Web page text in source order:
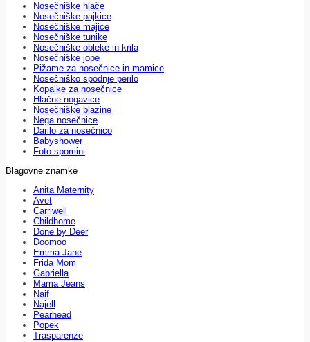
Nosečniške hlače
Nosečniške pajkice
Nosečniške majice
Nosečniške tunike
Nosečniške obleke in krila
Nosečniške jope
Pižame za nosečnice in mamice
Nosečniško spodnje perilo
Kopalke za nosečnice
Hlačne nogavice
Nosečniške blazine
Nega nosečnice
Darilo za nosečnico
Babyshower
Foto spomini
Blagovne znamke
Anita Maternity
Avet
Carriwell
Childhome
Done by Deer
Doomoo
Emma Jane
Frida Mom
Gabriella
Mama Jeans
Naif
Najell
Pearhead
Popek
Trasparenze